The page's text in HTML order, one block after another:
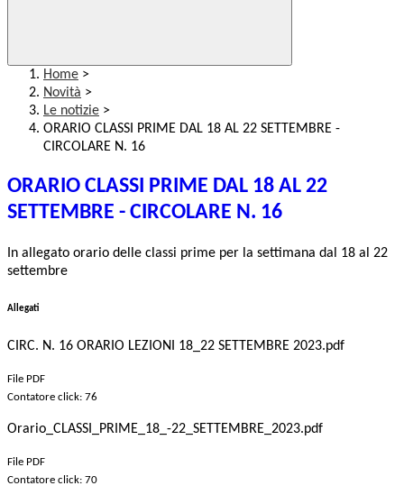
Home >
Novità >
Le notizie >
ORARIO CLASSI PRIME DAL 18 AL 22 SETTEMBRE -
CIRCOLARE N. 16
ORARIO CLASSI PRIME DAL 18 AL 22
SETTEMBRE - CIRCOLARE N. 16
In allegato orario delle classi prime per la settimana dal 18 al 22
settembre
Allegati
CIRC. N. 16 ORARIO LEZIONI 18_22 SETTEMBRE 2023.pdf
File PDF
Contatore click: 76
Orario_CLASSI_PRIME_18_-22_SETTEMBRE_2023.pdf
File PDF
Contatore click: 70